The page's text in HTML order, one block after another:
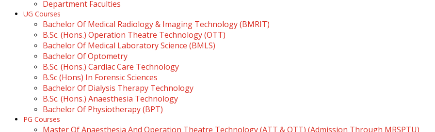
Department Faculties
UG Courses
Bachelor Of Medical Radiology & Imaging Technology (BMRIT)
B.Sc. (Hons.) Operation Theatre Technology (OTT)
Bachelor Of Medical Laboratory Science (BMLS)
Bachelor Of Optometry
B.Sc. (Hons.) Cardiac Care Technology
B.Sc (Hons) In Forensic Sciences
Bachelor Of Dialysis Therapy Technology
B.Sc. (Hons.) Anaesthesia Technology
Bachelor Of Physiotherapy (BPT)
PG Courses
Master Of Anaesthesia And Operation Theatre Technology (ATT & OTT) (Admission Through MRSPTU)